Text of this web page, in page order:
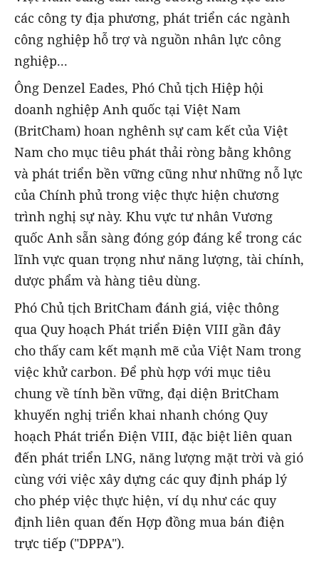
các công ty địa phương, phát triển các ngành
công nghiệp hỗ trợ và nguồn nhân lực công
nghiệp...
Ông Denzel Eades, Phó Chủ tịch Hiệp hội
doanh nghiệp Anh quốc tại Việt Nam
(BritCham) hoan nghênh sự cam kết của Việt
Nam cho mục tiêu phát thải ròng bằng không
và phát triển bền vững cũng như những nỗ lực
của Chính phủ trong việc thực hiện chương
trình nghị sự này. Khu vực tư nhân Vương
quốc Anh sẵn sàng đóng góp đáng kể trong các
lĩnh vực quan trọng như năng lượng, tài chính,
dược phẩm và hàng tiêu dùng.
Phó Chủ tịch BritCham đánh giá, việc thông
qua Quy hoạch Phát triển Điện VIII gần đây
cho thấy cam kết mạnh mẽ của Việt Nam trong
việc khử carbon. Để phù hợp với mục tiêu
chung về tính bền vững, đại diện BritCham
khuyến nghị triển khai nhanh chóng Quy
hoạch Phát triển Điện VIII, đặc biệt liên quan
đến phát triển LNG, năng lượng mặt trời và gió
cùng với việc xây dựng các quy định pháp lý
cho phép việc thực hiện, ví dụ như các quy
định liên quan đến Hợp đồng mua bán điện
trực tiếp ("DPPA").